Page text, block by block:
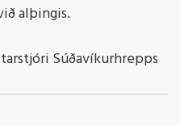
alþingis.
Súðavíkurhrepps